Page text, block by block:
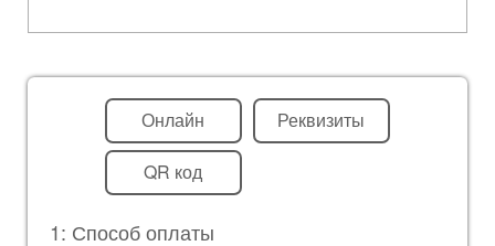
Онлайн Реквизиты
QR код
1: Способ оплаты